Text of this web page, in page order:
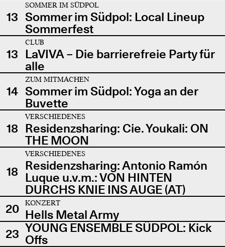
13
SOMMER IM SÜDPOL
Sommer im Südpol: Local Lineup
Sommerfest
13
CLUB
LaVIVA – Die barrierefreie Party für
alle
14
ZUM MITMACHEN
Sommer im Südpol: Yoga an der
Buvette
18
VERSCHIEDENES
Residenzsharing: Cie. Youkali: ON
THE MOON
18
VERSCHIEDENES
Residenzsharing: Antonio Ramón
Luque u.v.m.: VON HINTEN
DURCHS KNIE INS AUGE (AT)
20
KONZERT
Hells Metal Army
23 YOUNG ENSEMBLE SÜDPOL: Kick
Offs